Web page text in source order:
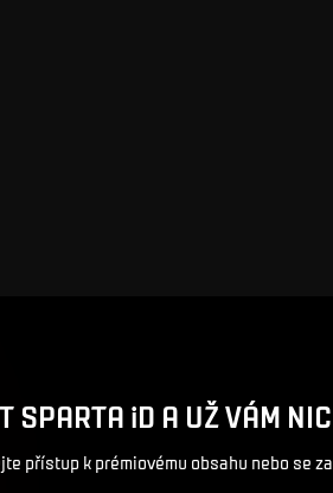
SPARTA iD A UŽ VÁM
přístup k prémiovému obsahu nebo se